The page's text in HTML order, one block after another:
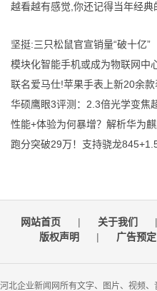
越看越有感觉,你还记得当年经典
坚挺:三只松鼠官宣销量“破十亿”
模块化智能手机或成为物联网中
联名爱马仕!苹果手表上新20余款
华硕鹰眼3评测：2.3倍光学变焦
性能+体验为何暴增？解析华为
跑分突破29万！支持骁龙
网站首页 | 关于我们 |
版权声明
| 广告预定
河北企业新闻网所有文字、图片、视频